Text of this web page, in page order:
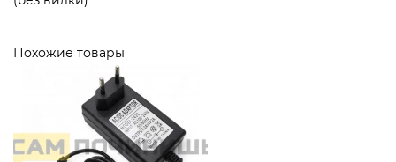
Похожие товары